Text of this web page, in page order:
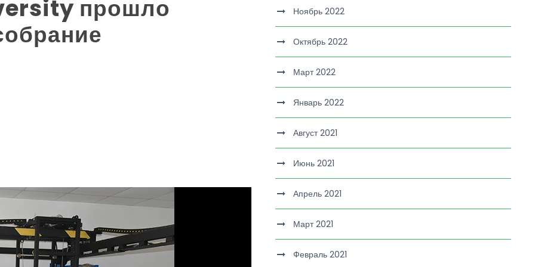
прошло
Ноябрь 2022
Октябрь 2022
Март 2022
Январь 2022
Август 2021
Июнь 2021
Апрель 2021
Март 2021
Февраль 2021